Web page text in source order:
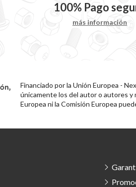
100% Pago
más información
Financiado por la Unión Europea -
únicamente los del autor o autores y
Europea ni la Comisión Europea